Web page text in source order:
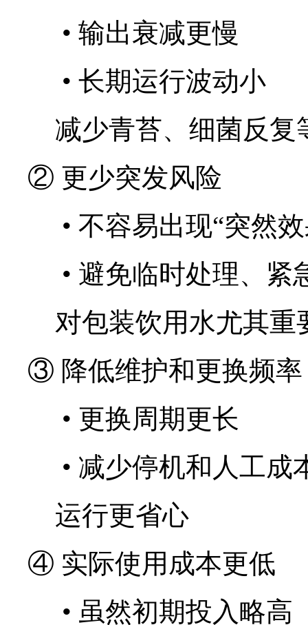
• 输出衰减更慢
• 长期运行波动小
减少青苔、细菌反复
② 更少突发风险
• 不容易出现“突然
• 避免临时处理、紧
对包装饮用水尤其重
③ 降低维护和更换频率
• 更换周期更长
• 减少停机和人工成
运行更省心
④ 实际使用成本更低
• 虽然初期投入略高